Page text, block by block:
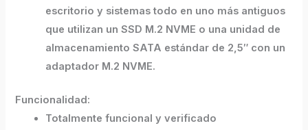
escritorio y sistemas todo en uno más antiguos
que utilizan unSSD M.2 NVME o una unidad de
almacenamiento SATA estándar de 2,5″ con un
adaptador M.2 NVME.
Funcionalidad:
Totalmente funcional y verificado